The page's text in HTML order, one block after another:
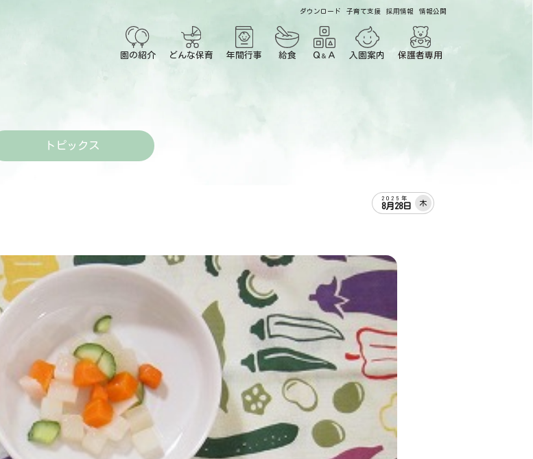
ダウンロード 子育て支援 採用情報 情報公開
園の紹介 どんな保育 年間行事 給食 Ｑ ＆ Ａ 入園案内 保護者専用
トピックス
2025年
8月28日 木